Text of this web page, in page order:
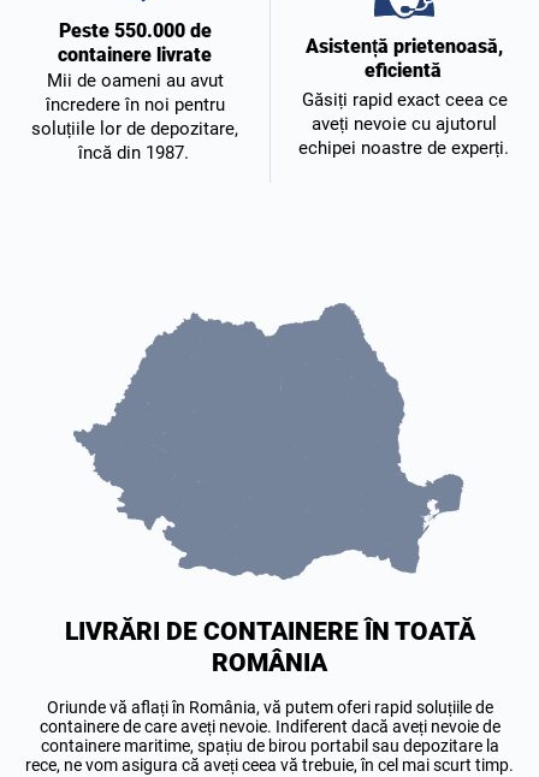
Peste 550.000 de
containere livrate
Mii de oameni au avut
încredere în noi pentru
soluțiile lor de depozitare,
încă din 1987.
Asistență prietenoasă,
eficientă
Găsiți rapid exact ceea ce
aveți nevoie cu ajutorul
echipei noastre de experți.
LIVRĂRI DE CONTAINERE ÎN TOATĂ
ROMÂNIA
Oriunde vă aflați în România, vă putem oferi rapid soluțiile de
containere de care aveți nevoie. Indiferent dacă aveți nevoie de
containere maritime, spațiu de birou portabil sau depozitare la
rece, ne vom asigura că aveți ceea vă trebuie, în cel mai scurt timp.